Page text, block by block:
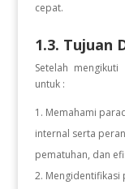
cepat.
1.3. Tujuan
Setelah
untuk :
Memahami
internal serta
pematuhan, dan
2. Mengidentifikasi